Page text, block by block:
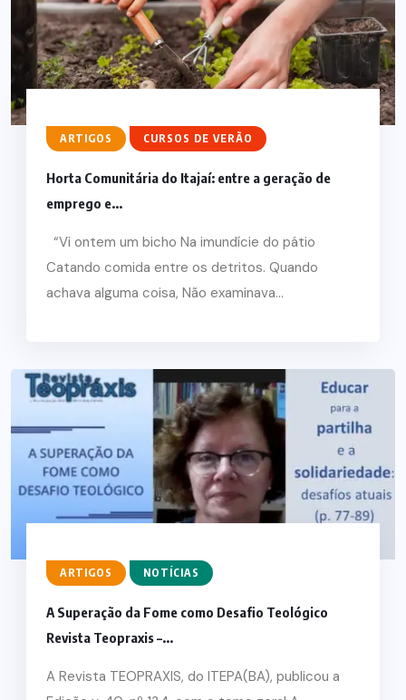
ARTIGOS CURSOS DE VERÃO
Horta Comunitária do Itajaí: entre a geração de
emprego e...
“Vi ontem um bicho Na imundície do pátio
Catando comida entre os detritos. Quando
achava alguma coisa, Não examinava...
ARTIGOS NOTÍCIAS
A Superação da Fome como Desafio Teológico
Revista Teopraxis –...
A Revista TEOPRAXIS, do ITEPA(BA), publicou a